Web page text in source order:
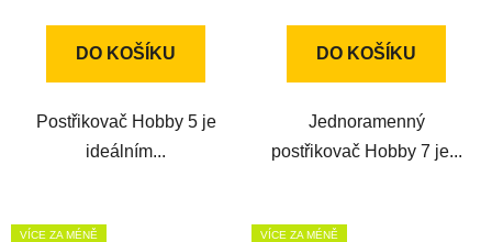
DO KOŠÍKU
Postřikovač Hobby 5 je
ideálním...
DO KOŠÍKU
Jednoramenný
postřikovač Hobby 7 je...
VÍCE ZA MÉNĚ VÍCE ZA MÉNĚ